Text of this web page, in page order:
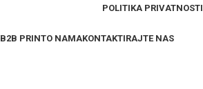
POLITIKA PRIVATNOSTI
B2B PRINTO NAMAKONTAKTIRAJTE NAS